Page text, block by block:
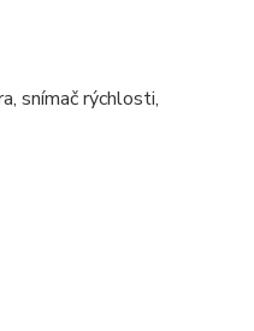
snímač rýchlosti,